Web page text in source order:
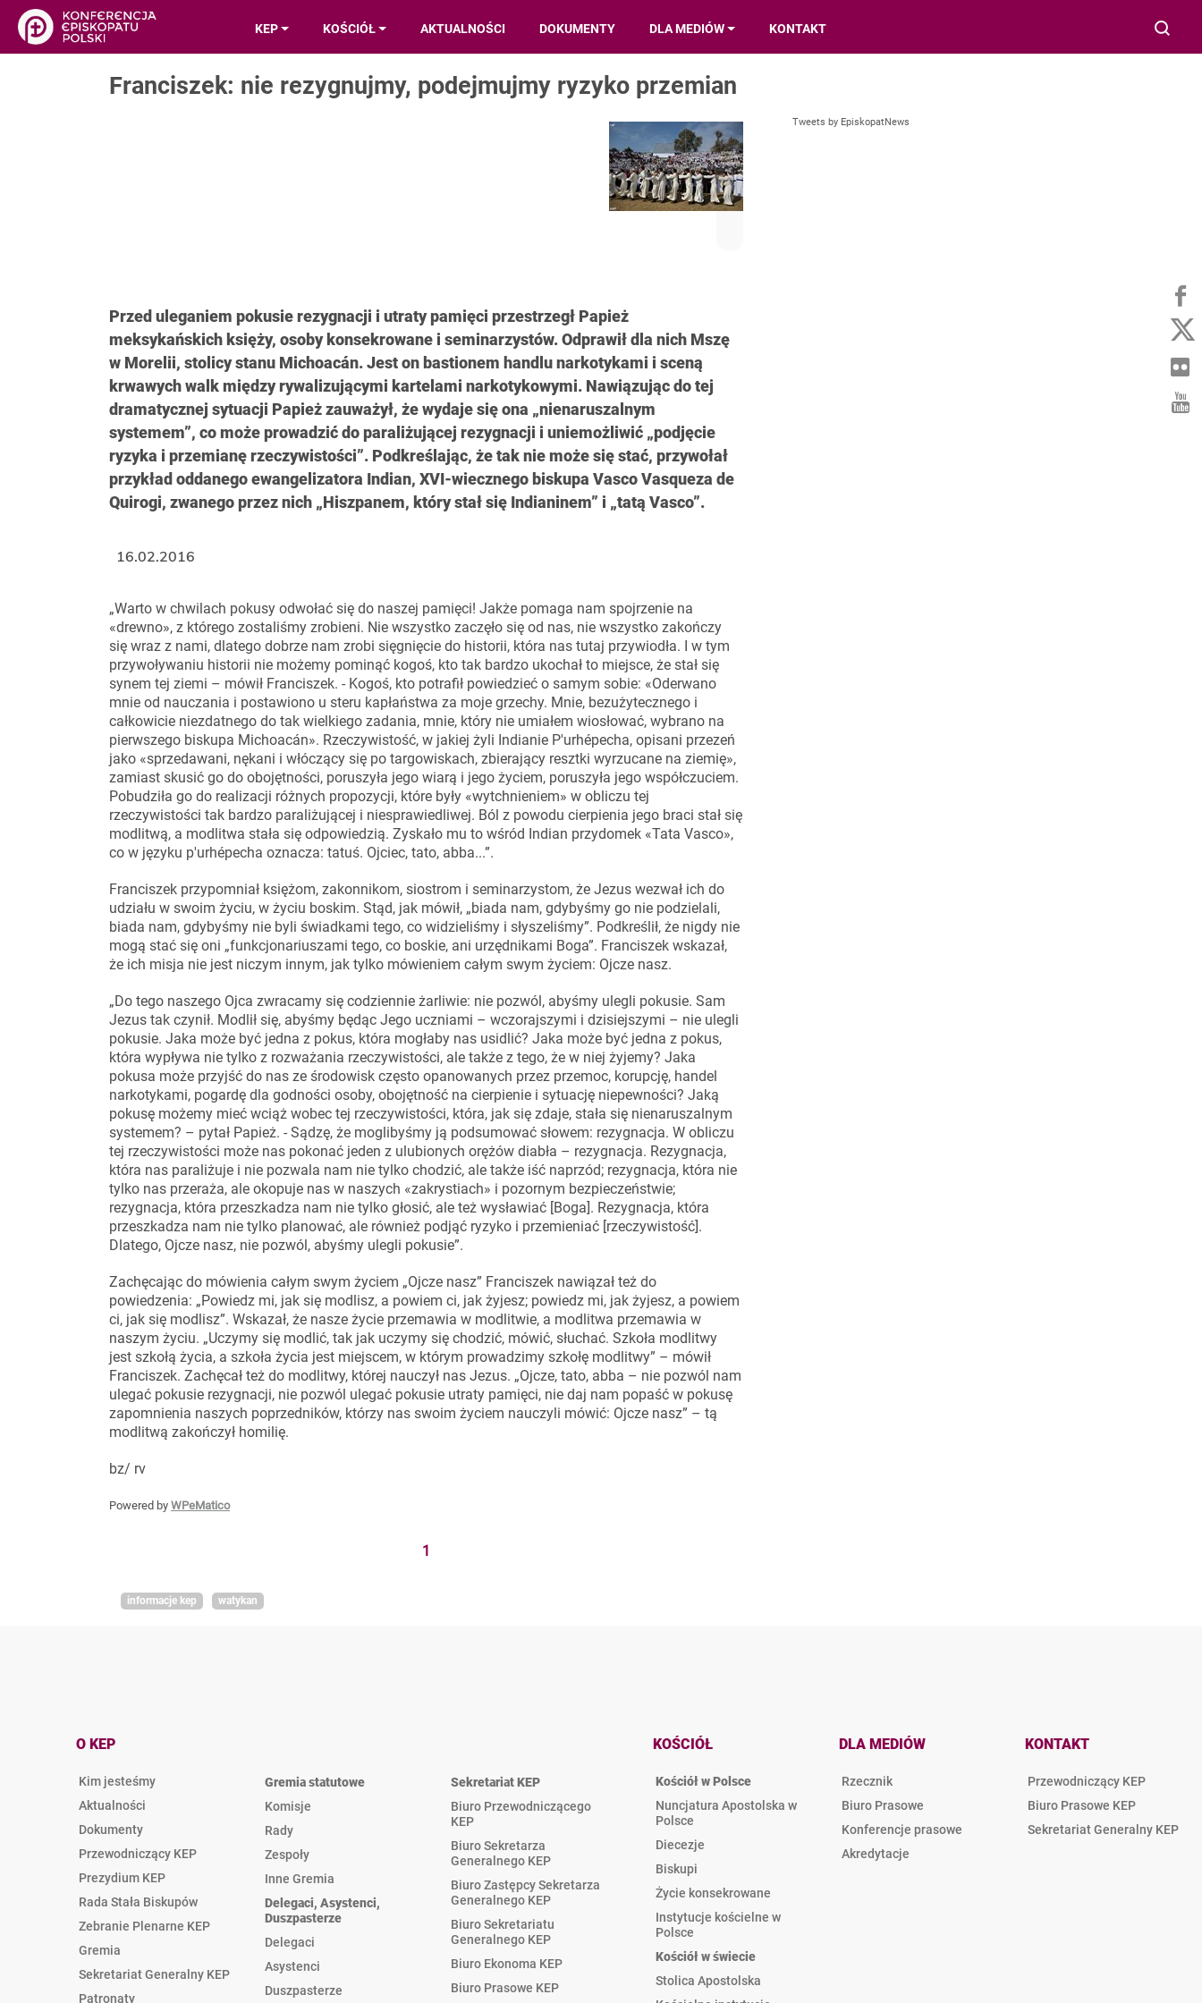
KEP KOŚCIÓŁ AKTUALNOŚCI DOKUMENTY DLA MEDIÓW KONTAKT
Franciszek: nie rezygnujmy, podejmujmy ryzyko przemian
Przed uleganiem pokusie rezygnacji i utraty pamięci przestrzegł Papież
meksykańskich księży, osoby konsekrowane i seminarzystów. Odprawił dla nich Mszę
w Morelii, stolicy stanu Michoacán. Jest on bastionem handlu narkotykami i sceną
krwawych walk między rywalizującymi kartelami narkotykowymi. Nawiązując do tej
dramatycznej sytuacji Papież zauważył, że wydaje się ona „nienaruszalnym
systemem”, co może prowadzić do paraliżującej rezygnacji i uniemożliwić „podjęcie
ryzyka i przemianę rzeczywistości”. Podkreślając, że tak nie może się stać, przywołał
przykład oddanego ewangelizatora Indian, XVI-wiecznego biskupa Vasco Vasqueza de
Quirogi, zwanego przez nich „Hiszpanem, który stał się Indianinem” i „tatą Vasco”.
„Warto w chwilach pokusy odwołać się do naszej pamięci! Jakże pomaga nam spojrzenie na
«drewno», z którego zostaliśmy zrobieni. Nie wszystko zaczęło się od nas, nie wszystko zakończy
się wraz z nami, dlatego dobrze nam zrobi sięgnięcie do historii, która nas tutaj przywiodła. I w tym
przywoływaniu historii nie możemy pominąć kogoś, kto tak bardzo ukochał to miejsce, że stał się
synem tej ziemi – mówił Franciszek. - Kogoś, kto potrafił powiedzieć o samym sobie: «Oderwano
mnie od nauczania i postawiono u steru kapłaństwa za moje grzechy. Mnie, bezużytecznego i
całkowicie niezdatnego do tak wielkiego zadania, mnie, który nie umiałem wiosłować, wybrano na
pierwszego biskupa Michoacán». Rzeczywistość, w jakiej żyli Indianie P'urhépecha, opisani przezeń
jako «sprzedawani, nękani i włóczący się po targowiskach, zbierający resztki wyrzucane na ziemię»,
zamiast skusić go do obojętności, poruszyła jego wiarą i jego życiem, poruszyła jego współczuciem.
Pobudziła go do realizacji różnych propozycji, które były «wytchnieniem» w obliczu tej
rzeczywistości tak bardzo paraliżującej i niesprawiedliwej. Ból z powodu cierpienia jego braci stał się
modlitwą, a modlitwa stała się odpowiedzią. Zyskało mu to wśród Indian przydomek «Tata Vasco»,
co w języku p'urhépecha oznacza: tatuś. Ojciec, tato, abba...”.
Franciszek przypomniał księżom, zakonnikom, siostrom i seminarzystom, że Jezus wezwał ich do
udziału w swoim życiu, w życiu boskim. Stąd, jak mówił, „biada nam, gdybyśmy go nie podzielali,
biada nam, gdybyśmy nie byli świadkami tego, co widzieliśmy i słyszeliśmy”. Podkreślił, że nigdy nie
mogą stać się oni „funkcjonariuszami tego, co boskie, ani urzędnikami Boga”. Franciszek wskazał,
że ich misja nie jest niczym innym, jak tylko mówieniem całym swym życiem: Ojcze nasz.
„Do tego naszego Ojca zwracamy się codziennie żarliwie: nie pozwól, abyśmy ulegli pokusie. Sam
Jezus tak czynił. Modlił się, abyśmy będąc Jego uczniami – wczorajszymi i dzisiejszymi – nie ulegli
pokusie. Jaka może być jedna z pokus, która mogłaby nas usidlić? Jaka może być jedna z pokus,
która wypływa nie tylko z rozważania rzeczywistości, ale także z tego, że w niej żyjemy? Jaka
pokusa może przyjść do nas ze środowisk często opanowanych przez przemoc, korupcję, handel
narkotykami, pogardę dla godności osoby, obojętność na cierpienie i sytuację niepewności? Jaką
pokusę możemy mieć wciąż wobec tej rzeczywistości, która, jak się zdaje, stała się nienaruszalnym
systemem? – pytał Papież. - Sądzę, że moglibyśmy ją podsumować słowem: rezygnacja. W obliczu
tej rzeczywistości może nas pokonać jeden z ulubionych orężów diabła – rezygnacja. Rezygnacja,
która nas paraliżuje i nie pozwala nam nie tylko chodzić, ale także iść naprzód; rezygnacja, która nie
tylko nas przeraża, ale okopuje nas w naszych «zakrystiach» i pozornym bezpieczeństwie;
rezygnacja, która przeszkadza nam nie tylko głosić, ale też wysławiać [Boga]. Rezygnacja, która
przeszkadza nam nie tylko planować, ale również podjąć ryzyko i przemieniać [rzeczywistość].
Dlatego, Ojcze nasz, nie pozwól, abyśmy ulegli pokusie”.
Zachęcając do mówienia całym swym życiem „Ojcze nasz” Franciszek nawiązał też do
powiedzenia: „Powiedz mi, jak się modlisz, a powiem ci, jak żyjesz; powiedz mi, jak żyjesz, a powiem
ci, jak się modlisz”. Wskazał, że nasze życie przemawia w modlitwie, a modlitwa przemawia w
naszym życiu. „Uczymy się modlić, tak jak uczymy się chodzić, mówić, słuchać. Szkoła modlitwy
jest szkołą życia, a szkoła życia jest miejscem, w którym prowadzimy szkołę modlitwy” – mówił
Franciszek. Zachęcał też do modlitwy, której nauczył nas Jezus. „Ojcze, tato, abba – nie pozwól nam
ulegać pokusie rezygnacji, nie pozwól ulegać pokusie utraty pamięci, nie daj nam popaść w pokusę
zapomnienia naszych poprzedników, którzy nas swoim życiem nauczyli mówić: Ojcze nasz” – tą
modlitwą zakończył homilię.
bz/ rv
Powered by WPeMatico
1
16.02.2016
informacje kep watykan
Tweets by EpiskopatNews
O KEP
Kim jesteśmy
Aktualności
Dokumenty
Przewodniczący KEP
Prezydium KEP
Rada Stała Biskupów
Zebranie Plenarne KEP
Gremia
Sekretariat Generalny KEP
Patronaty
Gremia statutowe
Komisje
Rady
Zespoły
Inne Gremia
Delegaci, Asystenci,
Duszpasterze
Delegaci
Asystenci
Duszpasterze
Sekretariat KEP
Biuro Przewodniczącego
KEP
Biuro Sekretarza
Generalnego KEP
Biuro Zastępcy Sekretarza
Generalnego KEP
Biuro Sekretariatu
Generalnego KEP
Biuro Ekonoma KEP
Biuro Prasowe KEP
KOŚCIÓŁ
Kościół w Polsce
Nuncjatura Apostolska w
Polsce
Diecezje
Biskupi
Życie konsekrowane
Instytucje kościelne w
Polsce
Kościół w świecie
Stolica Apostolska
DLA MEDIÓW
Rzecznik
Biuro Prasowe
Konferencje prasowe
Akredytacje
KONTAKT
Przewodniczący KEP
Biuro Prasowe KEP
Sekretariat Generalny KEP